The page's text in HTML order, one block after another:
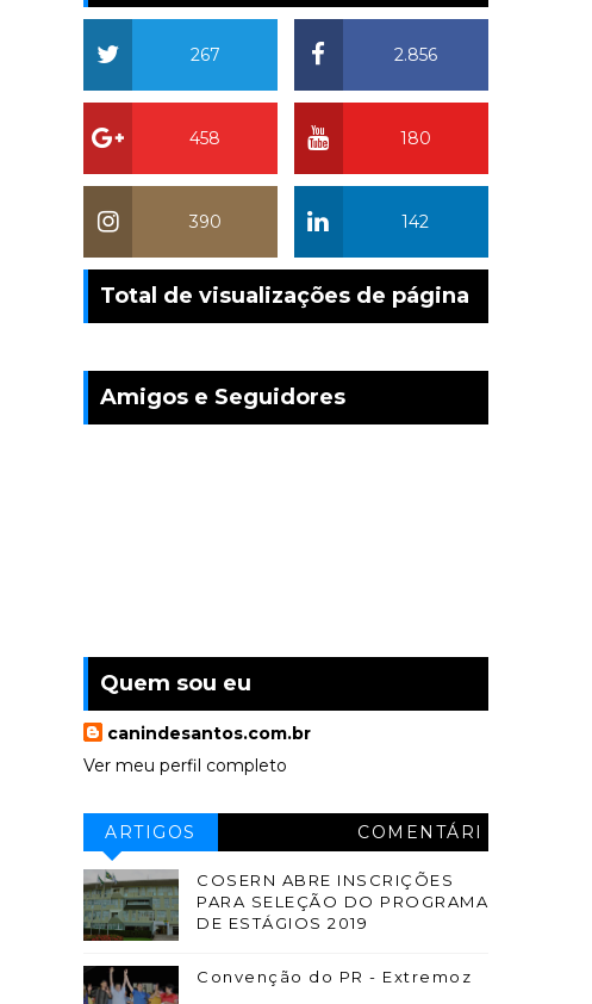
2.856
267
180
458
142
390
Total de visualizações de página
Amigos e Seguidores
Quem sou eu
canindesantos.com.br
Ver meu perfil completo
ARTIGOS
COMENTÁRI
OS
COSERN ABRE INSCRIÇÕES
PARA SELEÇÃO DO PROGRAMA
DE ESTÁGIOS 2019
Convenção do PR - Extremoz